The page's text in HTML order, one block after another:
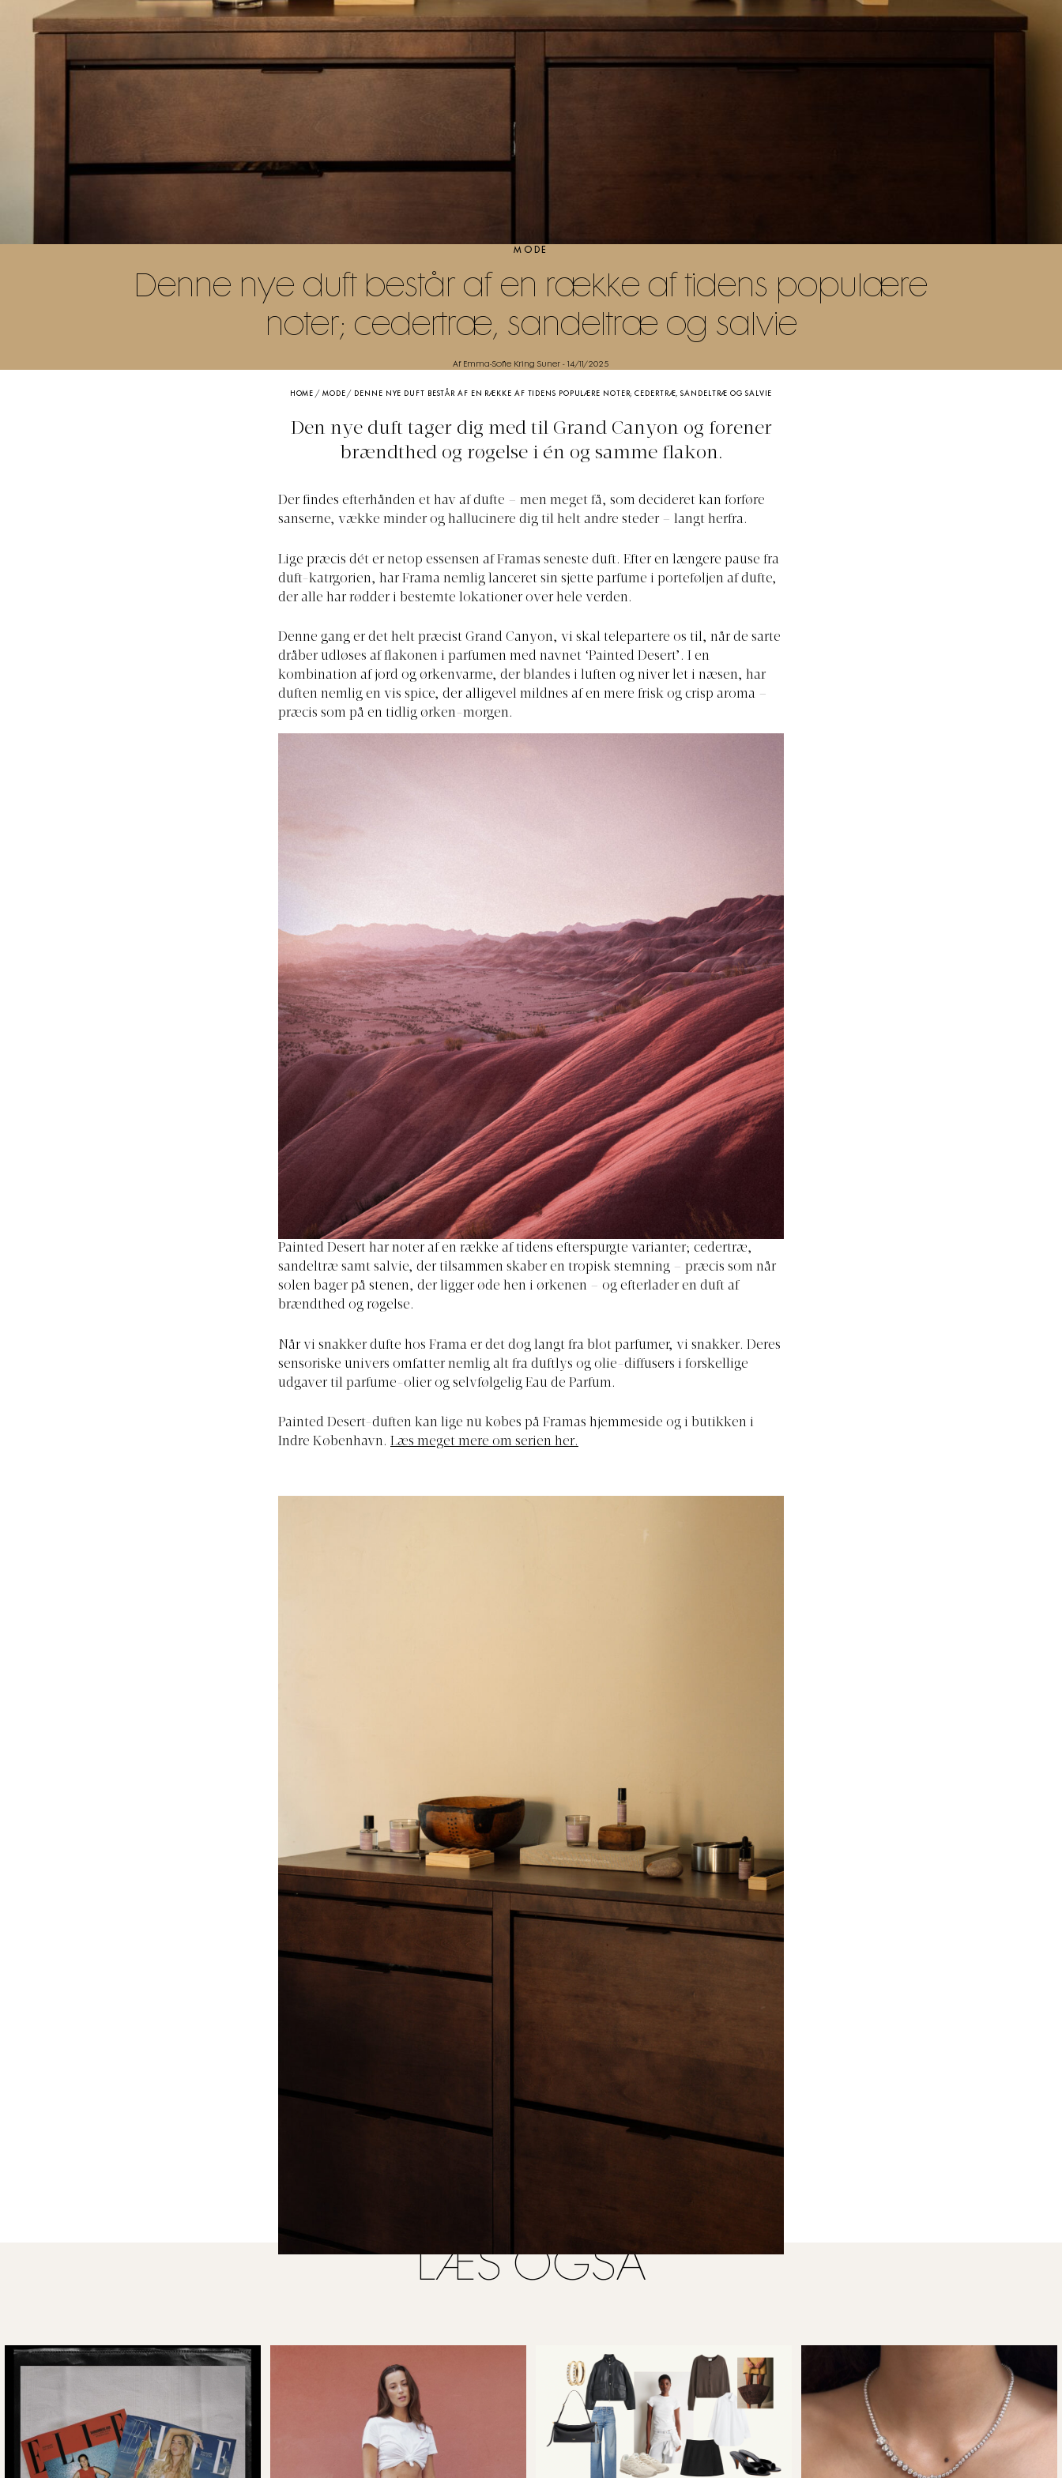
MODE
Denne nye duft består af en række af tidens populære
noter; cedertræ, sandeltræ og salvie
Af Emma-Sofie Kring Suner - 14/11/2025
HOME / MODE / DENNE NYE DUFT BESTÅR AF EN RÆKKE AF TIDENS POPULÆRE NOTER; CEDERTRÆ, SANDELTRÆ OG SALVIE
Den nye duft tager dig med til Grand Canyon og forener
brændthed og røgelse i én og samme flakon.
Der findes efterhånden et hav af dufte – men meget få, som decideret kan forføre
sanserne, vække minder og hallucinere dig til helt andre steder – langt herfra.
Lige præcis dét er netop essensen af Framas seneste duft. Efter en længere pause fra
duft-katrgorien, har Frama nemlig lanceret sin sjette parfume i porteføljen af dufte,
der alle har rødder i bestemte lokationer over hele verden.
Denne gang er det helt præcist Grand Canyon, vi skal telepartere os til, når de sarte
dråber udløses af flakonen i parfumen med navnet ‘Painted Desert’. I en
kombination af jord og ørkenvarme, der blandes i luften og niver let i næsen, har
duften nemlig en vis spice, der alligevel mildnes af en mere frisk og crisp aroma –
præcis som på en tidlig ørken-morgen.
Painted Desert har noter af en række af tidens efterspurgte varianter; cedertræ,
sandeltræ samt salvie, der tilsammen skaber en tropisk stemning – præcis som når
solen bager på stenen, der ligger øde hen i ørkenen – og efterlader en duft af
brændthed og røgelse.
Når vi snakker dufte hos Frama er det dog langt fra blot parfumer, vi snakker. Deres
sensoriske univers omfatter nemlig alt fra duftlys og olie-diffusers i forskellige
udgaver til parfume-olier og selvfølgelig Eau de Parfum.
Painted Desert-duften kan lige nu købes på Framas hjemmeside og i butikken i
Indre København. Læs meget mere om serien her.
LÆS OGSÅ